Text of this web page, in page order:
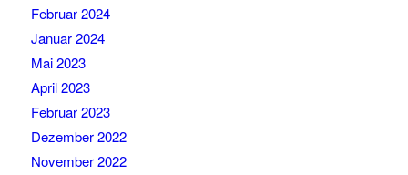
Februar 2024
Januar 2024
Mai 2023
April 2023
Februar 2023
Dezember 2022
November 2022